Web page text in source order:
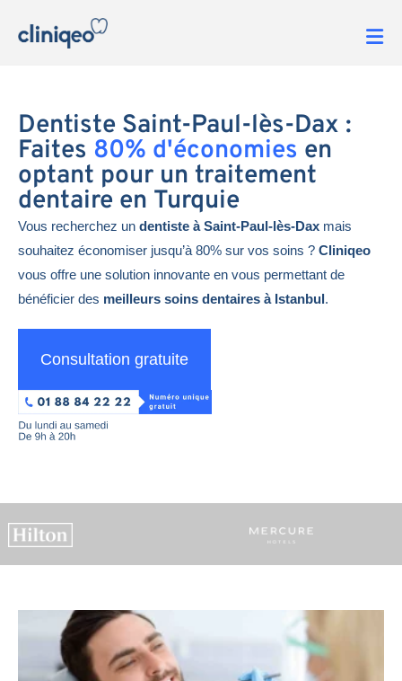
Dentiste Saint-Paul-lès-Dax :
Faites 80% d'économies en
optant pour un traitement
dentaire en Turquie
Vous recherchez un dentiste à Saint-Paul-lès-Dax mais
souhaitez économiser jusqu’à 80% sur vos soins ? Cliniqeo
vous offre une solution innovante en vous permettant de
bénéficier des meilleurs soins dentaires à Istanbul.
Consultation gratuite